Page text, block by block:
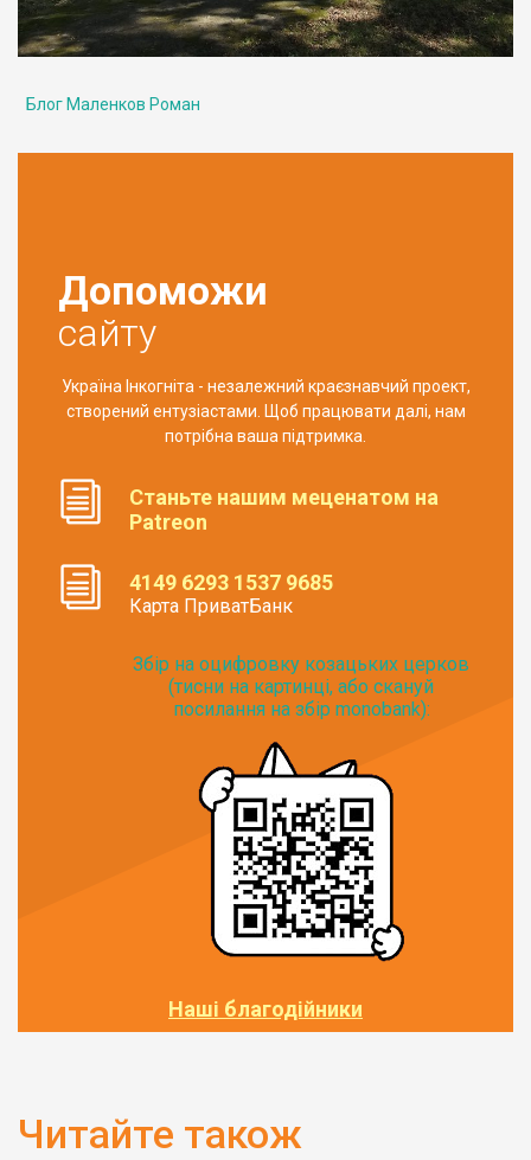
Блог Маленков Роман
Допоможи
сайту
Україна Інкогніта - незалежний краєзнавчий проект,
створений ентузіастами. Щоб працювати далі, нам
потрібна ваша підтримка.
Станьте нашим меценатом на
Patreon
4149 6293 1537 9685
Карта ПриватБанк
Збір на оцифровку козацьких церков
(тисни на картинці, або скануй
посилання на збір monobank):
Наші благодійники
Читайте також